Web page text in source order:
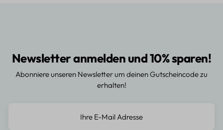
Newsletter anmelden und 10% sparen!
Abonniere unseren Newsletter um deinen Gutscheincode zu
erhalten!